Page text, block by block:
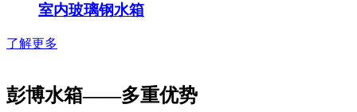
室内玻璃钢水箱
了解更多
彭博水箱——多重优势